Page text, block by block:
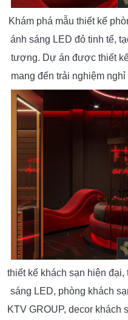
Khám phá mẫu thiết kế
ánh sáng LED đỏ tinh tế,
tượng. Dự án được thiết
mang đến trải nghiệm
thiết kế khách sạn hiện
sáng LED, phòng khách
KTV GROUP, decor khách